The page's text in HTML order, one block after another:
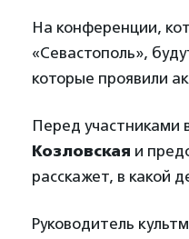
На конференции,
«Севастополь»,
которые проявили
Перед участниками
Козловская и
расскажет, в какой
Руководитель